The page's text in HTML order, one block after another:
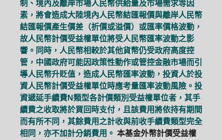
制、境內及離岸市場人民幣供給量及市場需求等因
素，將會造成大陸境內人民幣結匯報價與離岸人民幣
結匯報價產生價差（折價或溢價）或匯率價格波動，
故人民幣計價受益權單位將受人民幣匯率波動之影
響。同時，人民幣相較於其他貨幣仍受政府高度控
管，中國政府可能因政策性動作或管控金融市場而引
導人民幣升貶值，造成人民幣匯率波動，投資人於投
資人民幣計價受益權單位時應考量匯率波動風險。投
資遞延手續費N類型各計價類別受益權單位者，其手
續費之收取將於買回時支付，且該費用將依持有期間
而有所不同，其餘費用之計收與前收手續費類型完全
相同，亦不加計分銷費用。 本基金外幣計價受益權